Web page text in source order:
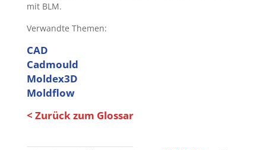
mit BLM.
Verwandte Themen:
CAD
Cadmould
Moldex3D
Moldflow
< Zurück zum Glossar